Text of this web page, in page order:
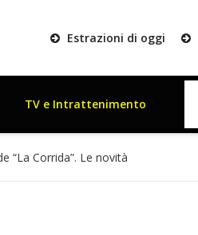
Estrazioni di oggi
TV e Intrattenimento
“La Corrida”. Le novità